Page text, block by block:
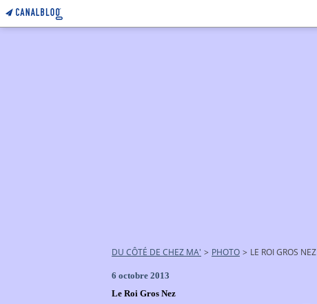
DU CÔTÉ DE CHEZ MA' > PHOTO > LE ROI GROS NEZ
6 octobre 2013
Le Roi Gros Nez